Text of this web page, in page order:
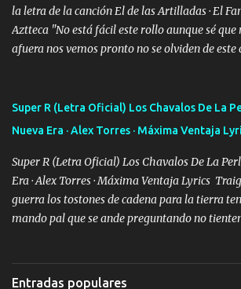
lo que hablo Entre lob...
la letra de la canción El de las Artilladas · El
Aztteca "No está fácil este rollo aunque sé
afuera nos vemos pronto no se olviden de este
equipo quedó afuera" Letra original de
"Bien al tiro la plebada siempre listos pa la
como soy" "El jefe ondeado buena escuela
compadre avestruz hay le va un saludon que
en acción" Música "No hace falta ni mi apodo
rollo se escuchaba este loco les iba a durar
Super R (Letra Oficial) Los Chavalos De La
Nueva Era · Alex Torres · Máxima Ventaja
Super R (Letra Oficial) Los Chavalos De La
Era · Alex Torres · Máxima Ventaja Lyrics
guerra los tostones de cadena para la tierra
mando pal que se ande preguntando no
si les voy a p'elear POR EL SEÑOR DE LOS
Entradas populares